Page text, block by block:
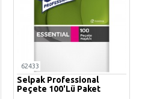
62433
Selpak Professional
Peçete 100'lü Paket